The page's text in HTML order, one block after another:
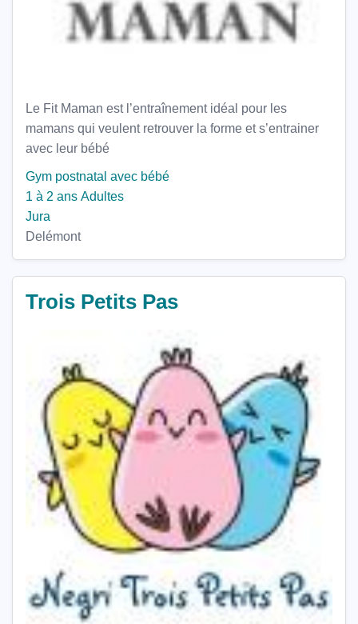
Le Fit Maman est l’entraînement idéal pour les
mamans qui veulent retrouver la forme et s’entrainer
avec leur bébé
Gym postnatal avec bébé
1 à 2 ans Adultes
Jura
Delémont
Trois Petits Pas